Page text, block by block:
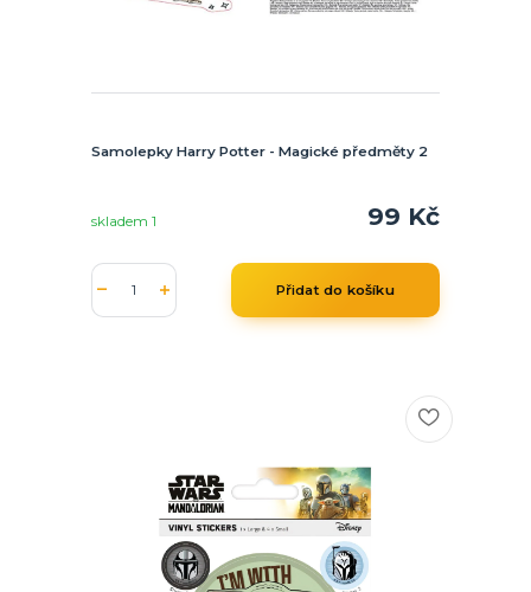
Samolepky Harry Potter - Magické předměty 2
99 Kč
skladem 1
Přidat do košíku